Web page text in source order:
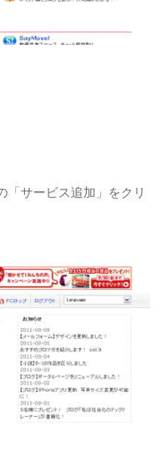
「サービス追加」をクリ